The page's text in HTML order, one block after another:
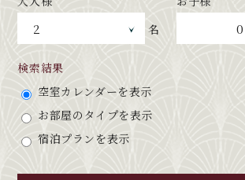
名
0
検索結果
空室カレンダーを表示
お部屋のタイプを表示
宿泊プランを表示